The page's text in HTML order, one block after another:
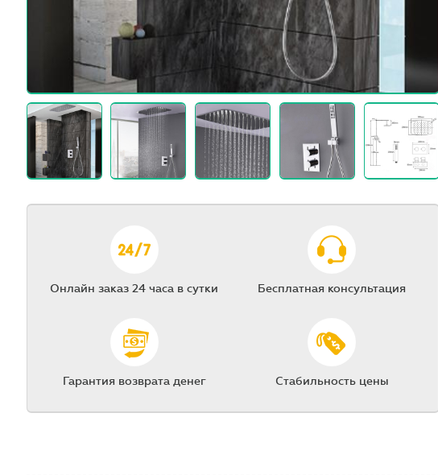
Онлайн заказ 24 часа в сутки Бесплатная консультация
Гарантия возврата денег Стабильность цены